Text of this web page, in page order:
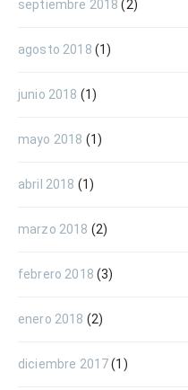
septiembre 2018 (2)
agosto 2018 (1)
junio 2018 (1)
mayo 2018 (1)
abril 2018 (1)
marzo 2018 (2)
febrero 2018 (3)
enero 2018 (2)
diciembre 2017(1)